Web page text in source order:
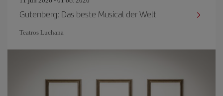
Gutenberg: Das beste Musical der Welt
Teatros Luchana